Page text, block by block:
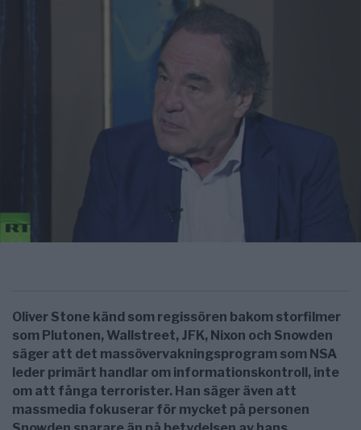
Oliver Stone känd som regissören bakom storfilmer
som Plutonen, Wallstreet, JFK, Nixon och Snowden
säger att det massövervakningsprogram som NSA
leder primärt handlar om informationskontroll, inte
om att fånga terrorister. Han säger även att
massmedia fokuserar för mycket på personen